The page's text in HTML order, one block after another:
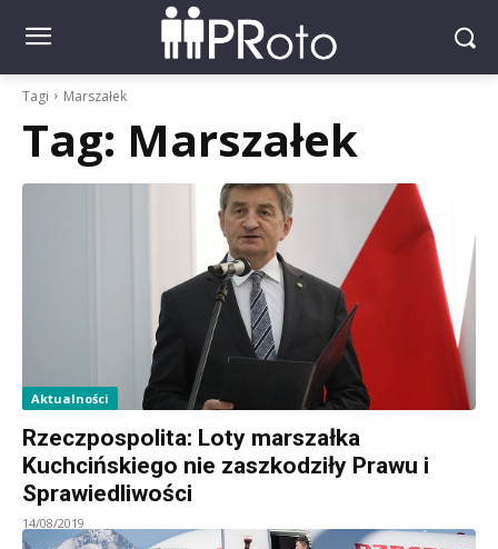
Tagi Marszałek
Tag: Marszałek
Aktualności
Rzeczpospolita: Loty marszałka
Kuchcińskiego nie zaszkodziły Prawu i
Sprawiedliwości
14/08/2019